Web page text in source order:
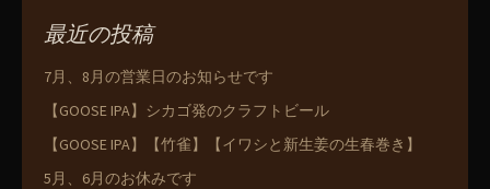
最近の投稿
7月、8月の営業日のお知らせです
【GOOSE IPA】シカゴ発のクラフトビール
【GOOSE IPA】【竹雀】【イワシと新生姜の生春巻き】
5月、6月のお休みです